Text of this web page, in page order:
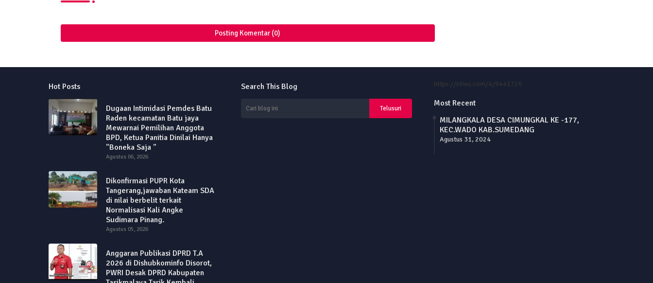
Posting Komentar (0)
Hot Posts
Dugaan Intimidasi Pemdes Batu
Raden kecamatan Batu jaya
Mewarnai Pemilihan Anggota
BPD, Ketua Panitia Dinilai Hanya
"Boneka Saja "
Agustus 06, 2026
Dikonfirmasi PUPR Kota
Tangerang,jawaban Kateam SDA
di nilai berbelit terkait
Normalisasi Kali Angke
Sudimara Pinang.
Agustus 05, 2026
Anggaran Publikasi DPRD T.A
2026 di Dishubkominfo Disorot,
PWRI Desak DPRD Kabupaten
Search This Blog https://otieu.com/4/9441726
Most Recent
MILANGKALA DESA CIMUNGKAL KE -177,
KEC.WADO KAB.SUMEDANG
Agustus 31, 2024